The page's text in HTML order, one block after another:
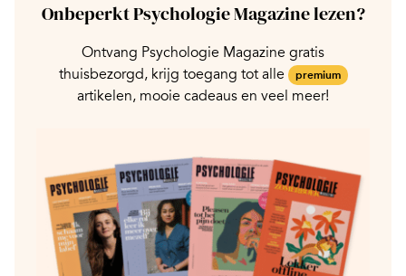
Onbeperkt Psychologie Magazine lezen?
Ontvang Psychologie Magazine gratis
thuisbezorgd, krijg toegang tot alle
premium
artikelen, mooie cadeaus en veel meer!